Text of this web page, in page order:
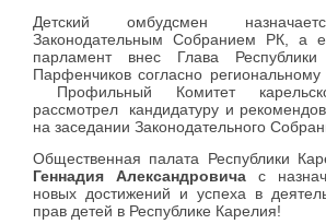
Детский омбудсмен
Законодательным Собранием РК, а
парламент внес Глава
Парфенчиков согласно региональному
Профильный Комитет
рассмотрел кандидатуру и
на заседании Законодательного
Общественная палата Республики
Геннадия Александровича с
новых достижений и успеха в
прав детей в Республике Карелия!